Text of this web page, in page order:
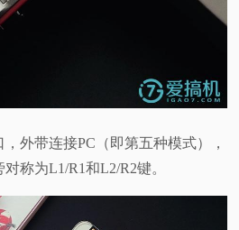
外带连接PC（即第五种模式），
称为L1/R1和L2/R2键。